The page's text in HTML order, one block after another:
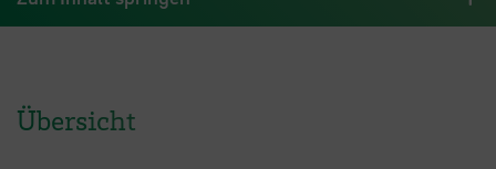
Übersicht